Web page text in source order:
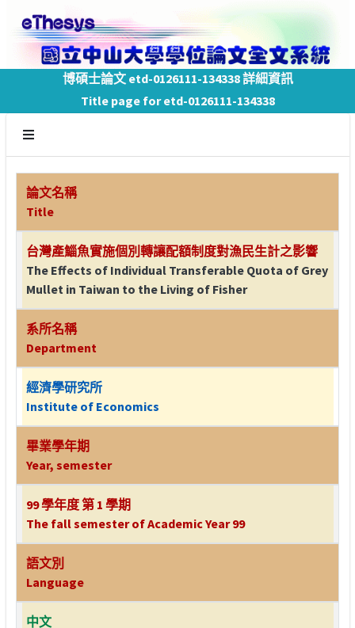
博碩士論文 etd-0126111-134338 詳細資訊
Title page for etd-0126111-134338
論文名稱
Title
台灣產鯔魚實施個別轉讓配額制度對漁民生計之影響
The Effects of Individual Transferable Quota of Grey
Mullet in Taiwan to the Living of Fisher
系所名稱
Department
經濟學研究所
Institute of Economics
畢業學年期
Year, semester
99 學年度 第 1 學期
The fall semester of Academic Year 99
語文別
Language
中文